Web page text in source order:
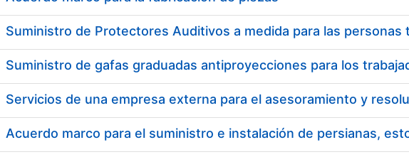
Erakutsi/Ezkutatu
Acuerdo marco para el suministro e instalación de persianas,